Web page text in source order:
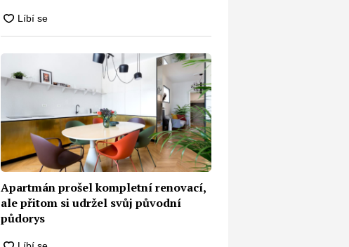
Apartmán prošel kompletní renovací,
ale přitom si udržel svůj původní
půdorys